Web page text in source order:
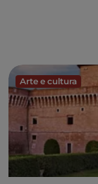
Arte e cultura